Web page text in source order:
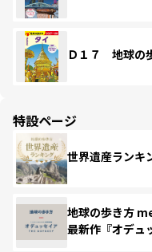
Ｄ１７ 地球の
特設ページ
世界遺産ランキ
地球の歩き方
最新作『オデュ